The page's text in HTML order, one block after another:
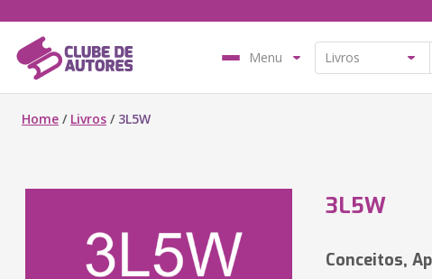
Menu
Home / Livros / 3L5W
3L5W
Conceitos,